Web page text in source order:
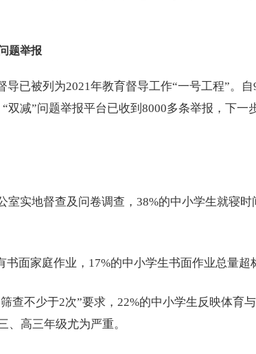
题举报
已被列为2021年教育督导工作“一号工程”。
双减”问题举报平台已收到8000多条举报，下一
实地督查及问卷调查，38%的中小学生就寝时
面家庭作业，17%的中小学生书面作业总量超
查不少于2次”要求，22%的中小学生反映体育
、高三年级尤为严重。